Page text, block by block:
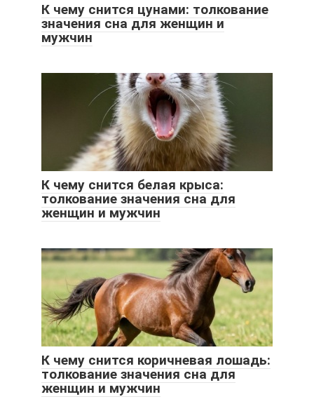
К чему снится цунами: толкование
значения сна для женщин и
мужчин
К чему снится белая крыса:
толкование значения сна для
женщин и мужчин
К чему снится коричневая лошадь:
толкование значения сна для
женщин и мужчин